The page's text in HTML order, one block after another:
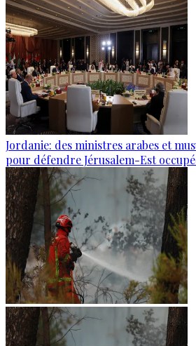
Jordanie: des ministres arabes et
pour défendre Jérusalem-Est